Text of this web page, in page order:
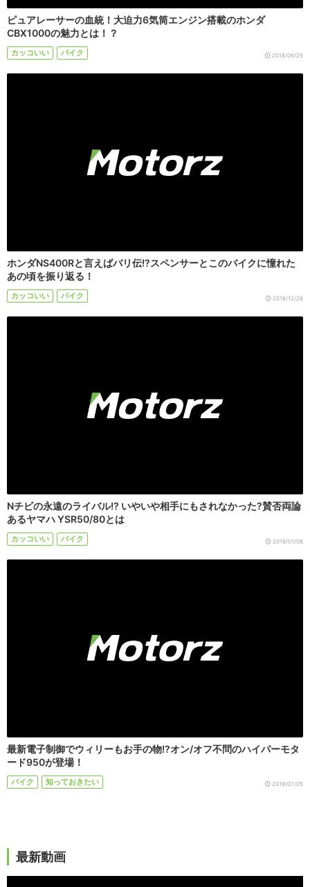
ピュアレーサーの血統！大迫力6気筒エンジン搭載のホンダ
CBX1000の魅力とは！？
カッコいい バイク 2018/06/25
ホンダNS400Rと言えばバリ伝!?スペンサーとこのバイクに憧れた
あの頃を振り返る！
カッコいい バイク 2018/12/26
Nチビの永遠のライバル!? いやいや相手にもされなかった?賛否両論
あるヤマハ YSR50/80とは
カッコいい バイク 2019/01/08
最新電子制御でウィリーもお手の物!?オン/オフ不問のハイパーモタ
ード950が登場！
バイク 知っておきたい 2019/07/05
最新動画